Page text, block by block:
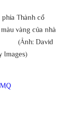
Thành cổ
vàng của nhà
(Ảnh: David
Images)